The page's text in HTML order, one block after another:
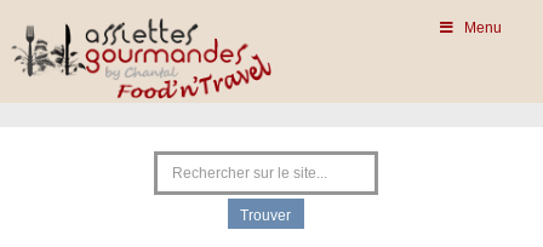
Menu